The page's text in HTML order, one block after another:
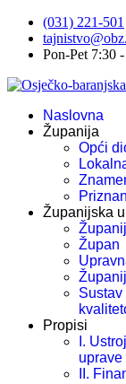
(031) 221-501
Pon-Pet 7:30
Naslovna
Županija
Opći
Županijska
Župan
Propisi
I.
uprave
II.